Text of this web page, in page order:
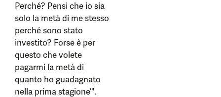
Perché? Pensi che io sia
solo la metà di me stesso
perché sono stato
investito? Forse è per
questo che volete
pagarmi la metà di
quanto ho guadagnato
nella prima stagione’".